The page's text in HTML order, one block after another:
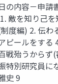
の内容－申請
敵を知り己
度編) 2. 伝わ
ピールをする
戦殆うからず
特別研究員に
史 9